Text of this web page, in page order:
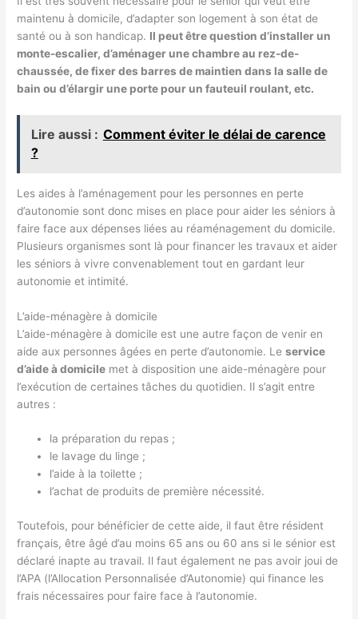
maintenu à domicile, d’adapter son logement à son état de
santé ou à son handicap. Il peut être question d’installer un
monte-escalier, d’aménager une chambre au rez-de-
chaussée, de fixer des barres de maintien dans la salle de
bain ou d’élargir une porte pour un fauteuil roulant, etc.
Lire aussi : Comment éviter le délai de carence
?
Les aides à l’aménagement pour les personnes en perte
d’autonomie sont donc mises en place pour aider les séniors à
faire face aux dépenses liées au réaménagement du domicile.
Plusieurs organismes sont là pour financer les travaux et aider
les séniors à vivre convenablement tout en gardant leur
autonomie et intimité.
L’aide-ménagère à domicile
L’aide-ménagère à domicile est une autre façon de venir en
aide aux personnes âgées en perte d’autonomie. Leservice
d’aide à domicile met à disposition une aide-ménagère pour
l’exécution de certaines tâches du quotidien. Il s’agit entre
autres :
la préparation du repas ;
le lavage du linge ;
l’aide à la toilette ;
l’achat de produits de première nécessité.
Toutefois, pour bénéficier de cette aide, il faut être résident
français, être âgé d’au moins 65 ans ou 60 ans si le sénior est
déclaré inapte au travail. Il faut également ne pas avoir joui de
l’APA (l’Allocation Personnalisée d’Autonomie) qui finance les
frais nécessaires pour faire face à l’autonomie.